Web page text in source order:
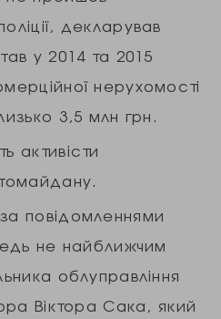
декларував
у 2014 та 2015
нерухомості
3,5 млн грн.
активісти
повідомленнями
не найближчим
облуправління
Віктора Сака, який